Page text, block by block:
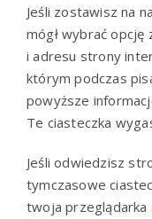
Jeśli zostawisz na
mógł wybrać
i adresu strony
którym podczas
powyższe
Te ciasteczka
Jeśli odwiedzisz
tymczasowe
twoja przeglądarka